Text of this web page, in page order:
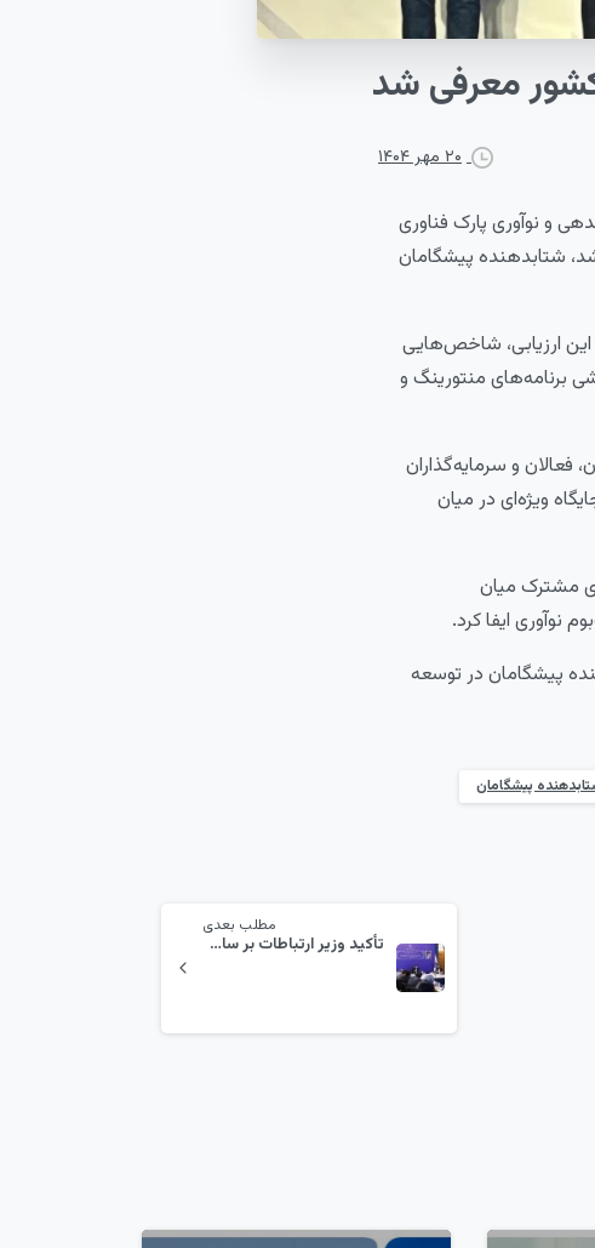
معرفیشد
۲۰ مهر ۱۴۰۴
ملی سال ۱۴۰۳ که از سوی مرکز شتابدهی و نوآوری پارک فناوری
شتابدهنده پیشگامان
گرفت؛ در این ارزیابی، شاخص‌هایی
برنامه‌های منتورینگ و
و سرمایه‌گذاران
ویژه‌ای در میان
مشترک میان
نوآوری ایفا کرد.
پیشگامان در توسعه
پیشگامان
مطلب بعدی
تأکید وزیر ارتباطات بر ساماندهی اپراتورهای پستی؛ پست پیشگامان آماده ایفای نقش ملی